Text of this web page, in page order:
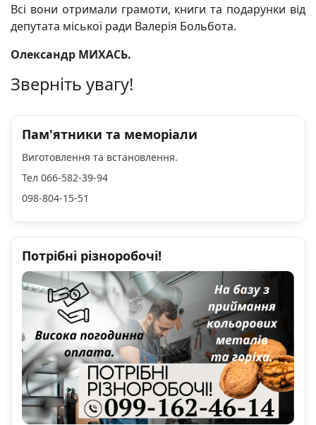
Всі вони отримали грамоти, книги та подарунки від
депутата міської ради Валерія Больбота.
Олександр МИХАСЬ.
Зверніть увагу!
Пам'ятники та меморіали
Виготовлення та встановлення.
Тел 066-582-39-94
098-804-15-51
Потрібні різноробочі!